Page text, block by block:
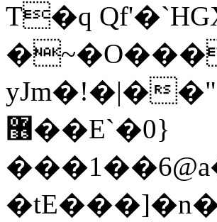
T�q
yJm�!�|�
޶��E`�0}